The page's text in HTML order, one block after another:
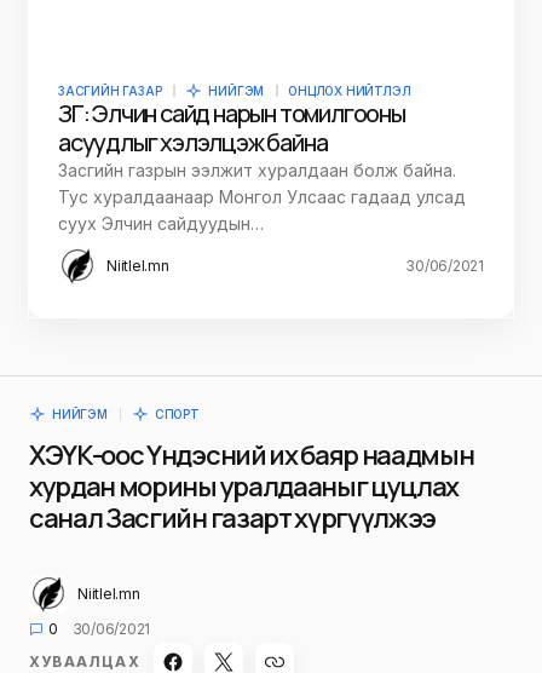
ЗАСГИЙН ГАЗАР НИЙГЭМ ОНЦЛОХ НИЙТЛЭЛ
ЗГ: Элчин сайд нарын томилгооны
асуудлыг хэлэлцэж байна
Засгийн газрын ээлжит хуралдаан болж байна.
Тус хуралдаанаар Монгол Улсаас гадаад улсад
суух Элчин сайдуудын…
Niitlel.mn 30/06/2021
НИЙГЭМ СПОРТ
ХЭҮК-оос Үндэсний их баяр наадмын
хурдан морины уралдааныг цуцлах
санал Засгийн газарт хүргүүлжээ
Niitlel.mn
0
30/06/2021
ХУВААЛЦАХ